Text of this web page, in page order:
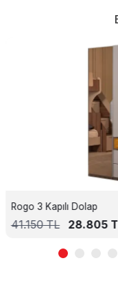
Rogo 3 Kapılı Dolap
41.150TL 28.805